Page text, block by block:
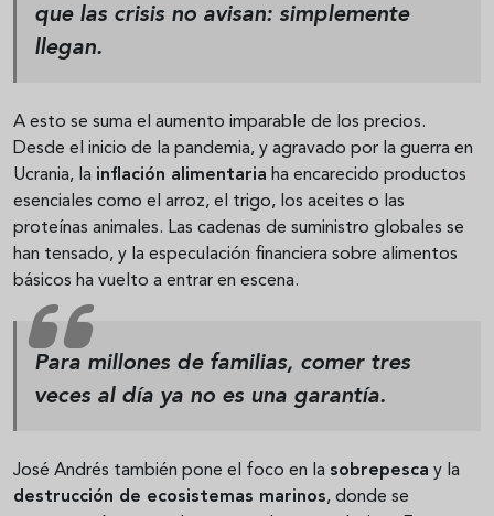
que las crisis no avisan: simplemente
llegan.
A esto se suma el aumento imparable de los precios.
Desde el inicio de la pandemia, y agravado por la guerra en
Ucrania, la inflación alimentaria ha encarecido productos
esenciales como el arroz, el trigo, los aceites o las
proteínas animales. Las cadenas de suministro globales se
han tensado, y la especulación financiera sobre alimentos
básicos ha vuelto a entrar en escena.
Para millones de familias, comer tres
veces al día ya no es una garantía.
José Andrés también pone el foco en la sobrepesca y la
destrucción de ecosistemas marinos, donde se